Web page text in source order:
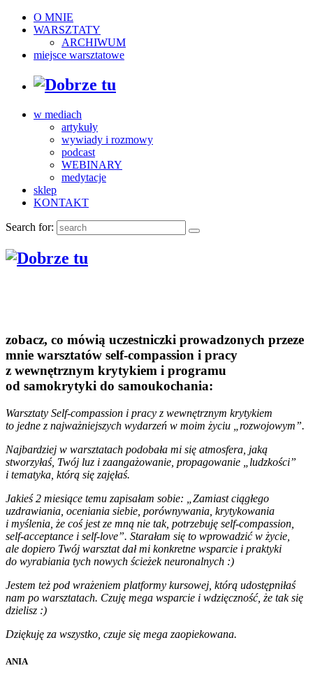
O MNIE
WARSZTATY
ARCHIWUM
miejsce warsztatowe
w mediach
artykuły
wywiady i rozmowy
podcast
WEBINARY
medytacje
sklep
KONTAKT
Search for:
zobacz, co mówią uczestniczki prowadzonych przeze
mnie warsztatów self-compassion i pracy
z wewnętrznym krytykiem i programu
od samokrytyki do samoukochania:
Warsztaty Self-compassion i pracy z wewnętrznym krytykiem
to jedne z najważniejszych wydarzeń w moim życiu „rozwojowym”.
Najbardziej w warsztatach podobała mi się atmosfera, jaką
stworzyłaś, Twój luz i zaangażowanie, propagowanie „ludzkości”
i tematyka, którą się zajęłaś.
Jakieś 2 miesiące temu zapisałam sobie: „Zamiast ciągłego
uzdrawiania, oceniania siebie, porównywania, krytykowania
i myślenia, że coś jest ze mną nie tak, potrzebuję self-compassion,
self-acceptance i self-love”. Starałam się to wprowadzić w życie,
ale dopiero Twój warsztat dał mi konkretne wsparcie i praktyki
do wyrabiania tych nowych ścieżek neuronalnych :)
Jestem też pod wrażeniem platformy kursowej, którą udostępniłaś
nam po warsztatach. Czuję mega wsparcie i wdzięczność, że tak się
dzielisz :)
Dziękuję za wszystko, czuje się mega zaopiekowana.
ANIA